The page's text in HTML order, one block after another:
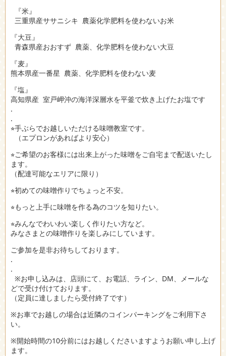
『米』
三重県産ササニシキ 農薬化学肥料を使わないお米
『大豆』
青森県産おおすず 農薬、化学肥料を使わない大豆
『麦』
熊本県産一番星 農薬、化学肥料を使わない麦
『塩』
高知県産 室戸岬沖の海洋深層水を平釜で炊き上げたお塩です
.
.
⭐︎手ぶらでお越しいただける味噌教室です。
（エプロンがあればより安心）
⭐︎ご希望のお客様には出来上がった味噌をご自宅まで配送いたし
ます。
（配達可能なエリアに限り）
⭐︎初めての味噌作りでちょっと不安。
⭐︎もっと上手に味噌を作る為のコツを知りたい。
⭐︎みんなでわいわい楽しく作りたい方など。
みなさまとの味噌作りを楽しみにしています。
ご参加を是非お待ちしております。
.
.
※お申し込みは、店頭にて、お電話、ライン、DM、メールな
どで受け付けております。
（定員に達しましたら受付終了です）
※お車でお越しの場合は近隣のコインパーキングをご利用下さ
い。
※開始時間の10分前にはお越しくださいますようお願い申し上げ
ます。